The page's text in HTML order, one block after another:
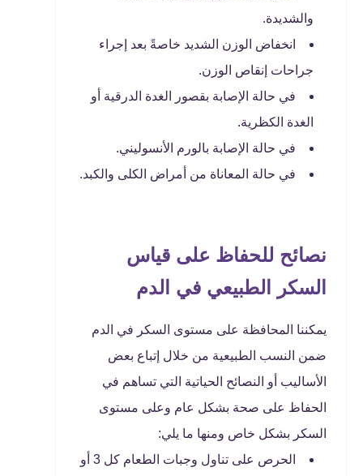
والشديدة.
انخفاض الوزن الشديد خاصةً بعد إجراء
جراحات إنقاص الوزن.
في حالة الإصابة بقصور الغدة الدرقية أو
الغدة الكظرية.
في حالة الإصابة بالورم الأنسوليني.
في حالة المعاناة من أمراض الكلى والكبد.
نصائح للحفاظ على قياس
السكر الطبيعي في الدم
يمكننا المحافظة على مستوى السكر في الدم
ضمن النسب الطبيعية من خلال إتباع بعض
الأساليب أو النصائح الحياتية التي تساهم في
الحفاظ على صحة بشكل عام وعلى مستوى
السكر بشكل خاص ومنها ما يلي:
الحرص على تناول وجبات الطعام كل 3 أو